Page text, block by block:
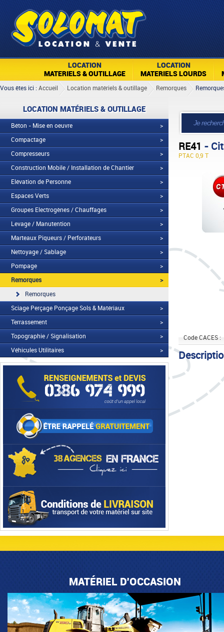
LOCATION
MATERIELS & OUTILLAGE
LOCATION
MATERIELS LOURDS
Vous êtes ici : Accueil Location matériels & outillage Remorques
LOCATION MATÉRIELS & OUTILLAGE
Béton - Mise en oeuvre
>
Compactage
>
Compresseurs
>
Construction Mobile / Installation de Chantier
>
Elévation de Personne
>
Espaces Verts
>
Groupes Electrogènes / Chauffages
>
Levage / Manutention
>
Marteaux Piqueurs / Perforateurs
>
Nettoyage / Sablage
>
Pompage
>
Remorques
>
Remorques
Sciage Perçage Ponçage Sols & Matériaux
>
Terrassement
>
Topographie / Signalisation
>
Véhicules Utilitaires
>
RE41 -
PTAC 0,9 T
Code CACES :
MATÉRIEL D'OCCASION